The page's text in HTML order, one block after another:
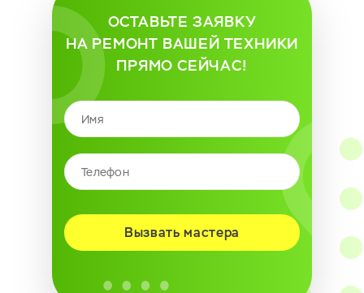
ОСТАВЬТЕ ЗАЯВКУ
НА РЕМОНТ ВАШЕЙ ТЕХНИКИ
ПРЯМО СЕЙЧАС!
Вызвать мастера